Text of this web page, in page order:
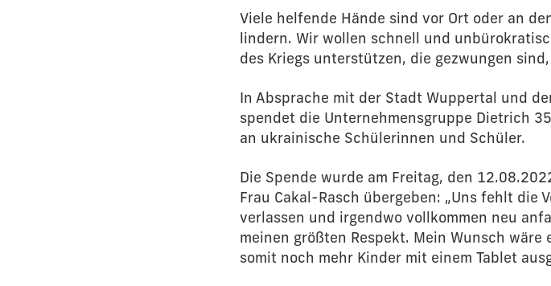
Viele helfende Hände sind vor Ort oder an
lindern. Wir wollen schnell und
des Kriegs unterstützen, die gezwungen
In Absprache mit der Stadt Wuppertal und
spendet die Unternehmensgruppe Dietrich
an ukrainische Schülerinnen und Schüler.
Die Spende wurde am Freitag, den
Frau Cakal-Rasch übergeben: „Uns fehlt die
verlassen und irgendwo vollkommen neu
meinen größten Respekt. Mein Wunsch
somit noch mehr Kinder mit einem Tablet